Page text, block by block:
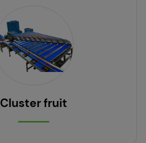
Cluster fruit